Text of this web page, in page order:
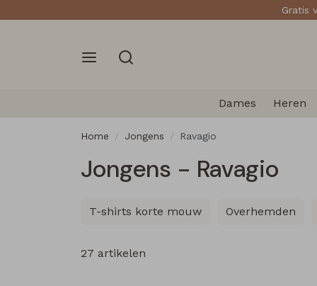
Gratis
Dames Heren
Home Jongens Ravagio
Jongens - Ravagio
Overhemden
T-shirts korte mouw
27 artikelen